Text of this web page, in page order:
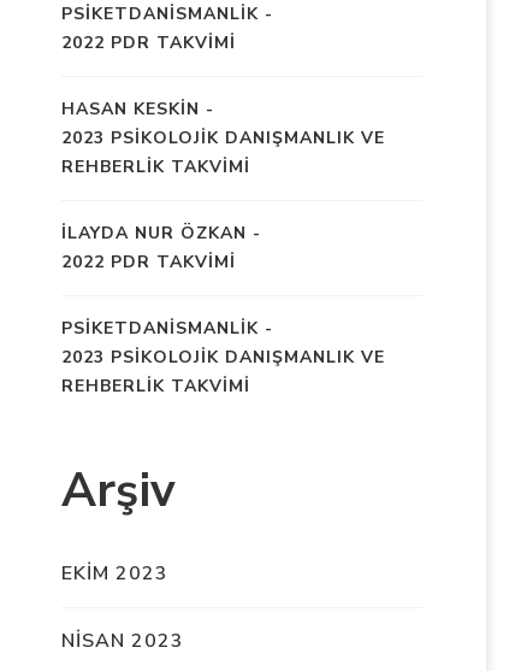
PSIKETDANISMANLIK-
2022 PDR TAKVİMİ
HASAN KESKIN -
2023 PSİKOLOJİK DANIŞMANLIK VE
REHBERLİK TAKVİMİ
İLAYDA NUR ÖZKAN -
2022 PDR TAKVİMİ
PSIKETDANISMANLIK-
2023 PSİKOLOJİK DANIŞMANLIK VE
REHBERLİK TAKVİMİ
Arşiv
EKIM 2023
NISAN 2023